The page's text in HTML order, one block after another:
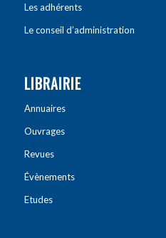
Les adhérents
Le conseil d’administration
LIBRAIRIE
Annuaires
Ouvrages
Revues
Évènements
Etudes